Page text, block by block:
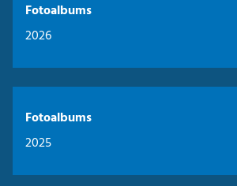
Fotoalbums
2026
Fotoalbums
2025